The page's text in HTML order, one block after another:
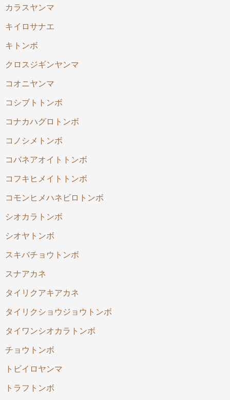
カラスヤンマ
キイロサナエ
キトンボ
クロスジギンヤンマ
コオニヤンマ
コシブトトンボ
コナカハグロトンボ
コノシメトンボ
コバネアオイトトンボ
コフキヒメイトトンボ
コモンヒメハネビロトンボ
シオカラトンボ
シオヤトンボ
スキバチョウトンボ
スナアカネ
タイリクアキアカネ
タイリクショウジョウトンボ
タイワンシオカラトンボ
チョウトンボ
トビイロヤンマ
トラフトンボ